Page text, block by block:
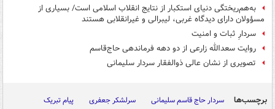
به‌هم‌ریختگی دنیای استکبار از نتایج انقلاب اسلامی است/ بسیاری از
مسؤولان دارای دیدگاه غربی، لیبرالی و غیرانقلابی هستند
سردارِ ثبات و امنیت
روایت سعدالله زارعی از دو دهه فرماندهی حاج‌قاسم
تصویری از نشان عالی ذوالفقار سردار سلیمانی
برچسب‌ها سردار حاج قاسم سلیمانی سرلشکر جعفری پیام تبریک